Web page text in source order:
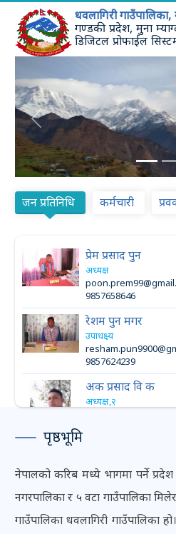
धवलागिरी
गण्डकी प्रदेश, मुना
डिजिटल प्रोफाईल
Previous
जन प्रतिनिधि कर्मचारी
प्रेम प्रसाद पुन
अध्यक्ष
9857658646
रेशम पुन मगर
उपाधक्ष्य
9857624239
अक प्रसाद वि क
अध्यक्ष,२
अध्यक्ष,६
9857624049
अशोक खत्री
पृष्ठभूमि
नेपालको करिब मध्ये भागमा पर्ने
नगरपालिका र ५ वटा गाउँपालिका
गाउँपालिका धवलागिरी गाउँपालिका